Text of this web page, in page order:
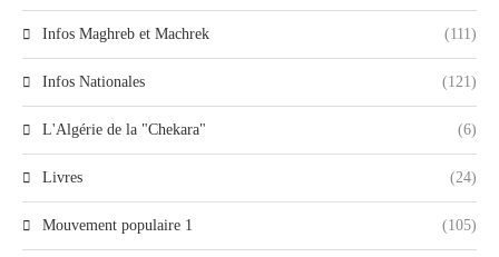
Infos Maghreb et Machrek (111)
Infos Nationales (121)
L'Algérie de la "Chekara" (6)
Livres (24)
Mouvement populaire 1 (105)